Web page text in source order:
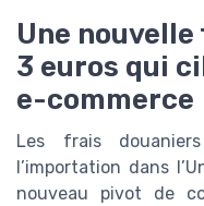
Une
3 euros qui
e-commerce
Les frais
l’importation dans
nouveau pivot de